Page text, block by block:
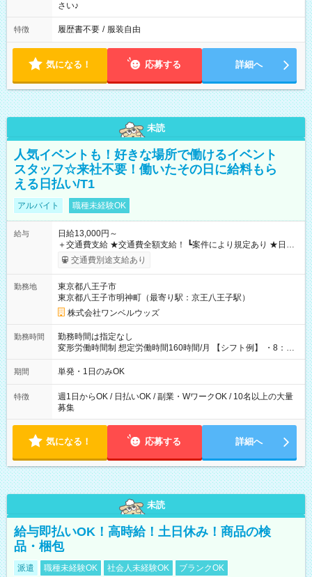
さい♪
特徴 履歴書不要 / 服装自由
気になる！ 応募する 詳細へ
未読
人気イベントも！好きな場所で働けるイベント
スタッフ☆来社不要！働いたその日に給料もら
える日払い/T1
アルバイト 職種未経験OK
給与
日給13,000円～
＋交通費支給 ★交通費全額支給！ ┗案件により規定あり ★日払
いOK！（規定あり） ┗働いたその日に現金GET♪ お仕事後はコ
ンビニATMから 日払い分を引き落とせます！ 【試用期間】試
交通費別途支給あり
勤務地
東京都八王子市
東京都八王子市明神町（最寄り駅：京王八王子駅）
株式会社ワンベルウッズ
勤務時間
勤務時間は指定なし
変形労働時間制 想定労働時間160時間/月 【シフト例】 ・8：00
～21：00
期間 単発・1日のみOK
特徴
週1日からOK / 日払いOK / 副業・WワークOK / 10名以上の大量
募集
気になる！ 応募する 詳細へ
未読
給与即払いOK！高時給！土日休み！商品の検
品・梱包
派遣 職種未経験OK 社会人未経験OK
ブランクOK